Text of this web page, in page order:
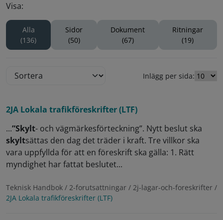
Visa:
Alla
(136)
Sidor
(50)
Dokument
(67)
Ritningar
(19)
Inlägg per sida:
2JA Lokala trafikföreskrifter (LTF)
...”Skylt- och vägmärkesförteckning”. Nytt beslut ska
skyltsättas den dag det träder i kraft. Tre villkor ska
vara uppfyllda för att en föreskrift ska gälla: 1. Rätt
myndighet har fattat beslutet...
Teknisk Handbok / 2-forutsattningar / 2j-lagar-och-foreskrifter /
2JA Lokala trafikföreskrifter (LTF)